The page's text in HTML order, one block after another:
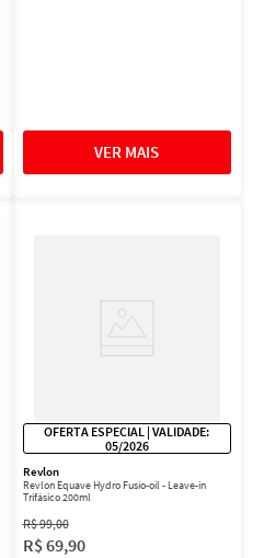
OFERTA ESPECIAL | VALIDADE:
05/2026
Revlon
Revlon Equave Hydro Fusio-oil - Leave-in
Trifásico 200ml
R$99,00
R$69,90